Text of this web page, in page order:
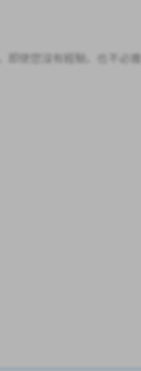
即使您沒有經驗，也不必擔